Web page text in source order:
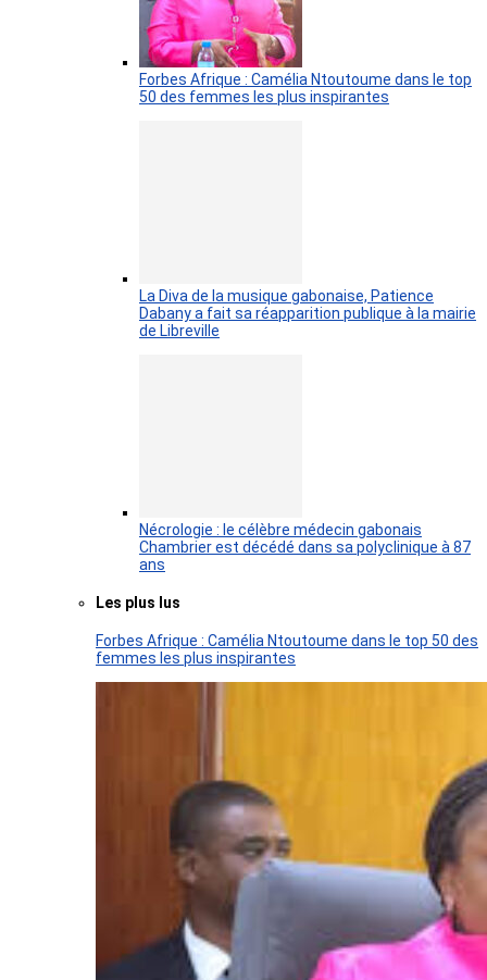
Forbes Afrique : Camélia Ntoutoume dans le top
50 des femmes les plus inspirantes
La Diva de la musique gabonaise, Patience
Dabany a fait sa réapparition publique à la mairie
de Libreville
Nécrologie : le célèbre médecin gabonais
Chambrier est décédé dans sa polyclinique à 87
ans
Les plus lus
Forbes Afrique : Camélia Ntoutoume dans le top 50 des
femmes les plus inspirantes